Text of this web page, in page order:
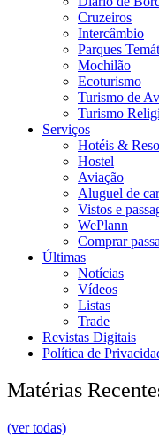
Cruzeiros
Intercâmbio
Parques
Mochilão
Ecoturismo
Turismo de
Turismo
Serviços
Hotéis &
Hostel
Aviação
Aluguel de
Vistos e
WePlann
Comprar
Últimas
Notícias
Vídeos
Listas
Trade
Revistas Digitais
Política de
Matérias
(ver todas)